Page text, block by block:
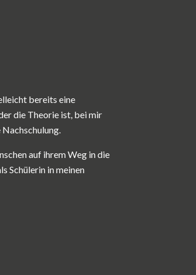
bereits eine
die Theorie ist, bei mir
auf ihrem Weg in die
Schülerin in meinen